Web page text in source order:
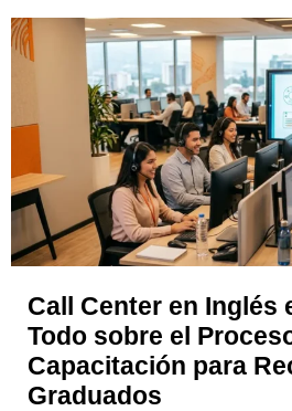
Call Center en Inglés
Todo sobre el
Capacitación para
Graduados